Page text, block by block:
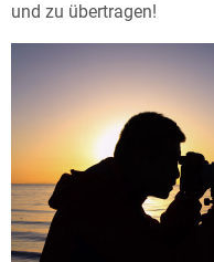
und zu übertragen!